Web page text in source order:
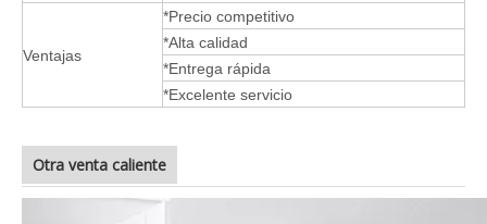
Ventajas
*Precio competitivo
*Alta calidad
*Entrega rápida
*Excelente servicio
Otra venta caliente